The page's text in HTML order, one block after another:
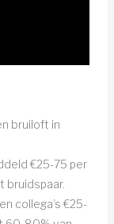
bruiloft in
€25-75 per
bruidspaar.
collega’s €25-